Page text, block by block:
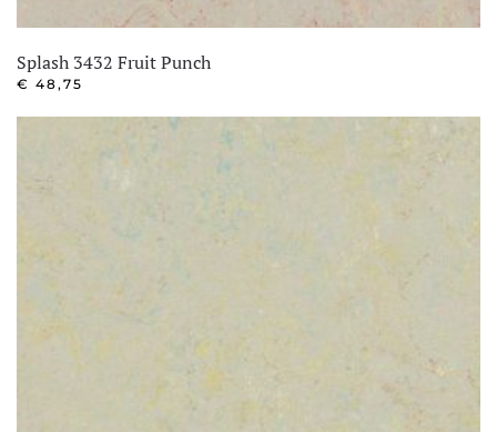
Splash 3432 Fruit Punch
€ 48,75